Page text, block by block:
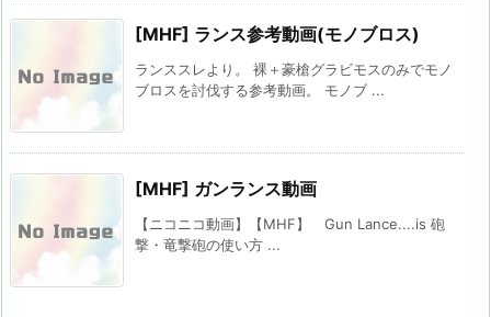
[MHF] ランス参考動画(モノブロス)
ランススレより。 裸＋豪槍グラビモスのみでモノ
ブロスを討伐する参考動画。 モノブ ...
[MHF] ガンランス動画
【ニコニコ動画】【MHF】 Gun Lance....is 砲
撃・竜撃砲の使い方 ...